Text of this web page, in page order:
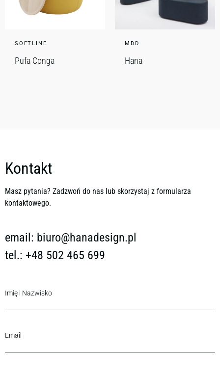
SOFTLINE
Pufa Conga
MDD
Hana
Kontakt
Masz pytania? Zadzwoń do nas lub skorzystaj z formularza
kontaktowego.
email: biuro@hanadesign.pl
tel.: +48 502 465 699